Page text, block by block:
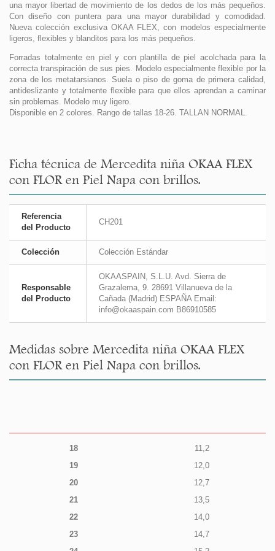
una mayor libertad de movimiento de los dedos de los más pequeños.
Con diseño con puntera para una mayor durabilidad y comodidad.
Nueva colección exclusiva OKAA FLEX, con modelos especialmente
ligeros, flexibles y blanditos para los más pequeños.
Forradas totalmente en piel y con plantilla de piel acolchada para la
correcta transpiración de sus pies. Modelo especialmente flexible por la
zona de los metatarsianos. Suela o piso de goma de primera calidad,
antideslizante y totalmente flexible para que ellos aprendan a caminar
sin problemas. Modelo muy ligero.
Disponible en 2 colores. Rango de tallas 18-26. TALLAN NORMAL.
Ficha técnica de Mercedita niña OKAA FLEX
con FLOR en Piel Napa con brillos.
Referencia
del Producto
CH201
Colección Colección Estándar
Responsable
del Producto
OKAASPAIN, S.L.U. Avd. Sierra de
Grazalema, 9. 28691 Villanueva de la
Cañada (Madrid) ESPAÑA Email:
info@okaaspain.com B86910585
Medidas sobre Mercedita niña OKAA FLEX
con FLOR en Piel Napa con brillos.
18
11,2
19
12,0
20
12,7
21
13,5
22
14,0
23
14,7